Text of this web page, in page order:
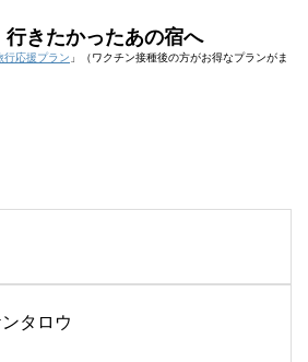
行きたかったあの宿へ
行応援プラン 」（ワクチン接種後の方がお得なプランがま
タロウ